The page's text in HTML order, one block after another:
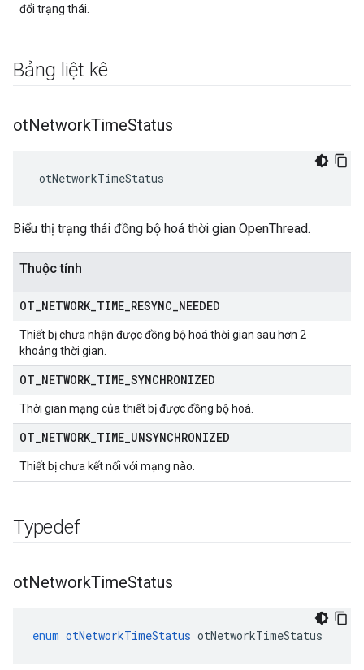
đổi trạng thái.
Bảng liệt kê
otNetworkTimeStatus
otNetworkTimeStatus
Biểu thị trạng thái đồng bộ hoá thời gian OpenThread.
Thuộc tính
OT NETWORK_ TIME RESYNC NEEDED
Thiết bị chưa nhận được đồng bộ hoá thời gian sau hơn 2
khoảng thời gian.
OT NETWORK_ TIME SYNCHRONIZED
Thời gian mạng của thiết bị được đồng bộ hoá.
OT NETWORK_ TIME UNSYNCHRONIZED
Thiết bị chưa kết nối với mạng nào.
Typedef
otNetworkTimeStatus
enum otNetworkTimeStatus otNetworkTimeStatus